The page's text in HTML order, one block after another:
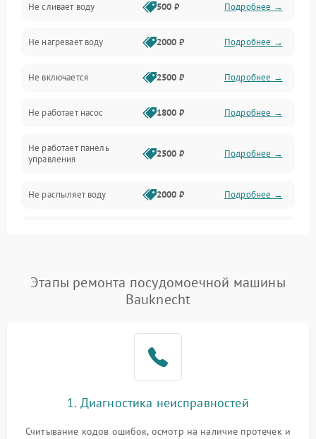
Электропитание
Датчики
Нагрев
Вода
Гигиена
Программное обеспечение
Не сливает воду 500 ₽ Подробнее →
Не нагревает воду 2000 ₽ Подробнее →
Не включается 2500 ₽ Подробнее →
Не работает насос 1800 ₽ Подробнее →
Не работает панель
управления
2500 ₽ Подробнее →
Не распыляет воду 2000 ₽ Подробнее →
Проблемы с набором
воды
1800 ₽ Подробнее →
1700 ₽
циркуляционным насосом
2100 ₽ Подробнее →
Этапы ремонта посудомоечной машины
Bauknecht
1. Диагностика неисправностей
Считывание кодов ошибок, осмотр на наличие протечек и